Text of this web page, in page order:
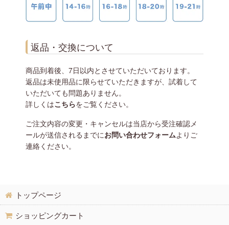
返品・交換について
商品到着後、7日以内とさせていただいております。
返品は未使用品に限らせていただきますが、試着して
いただいても問題ありません。
詳しくはこちらをご覧ください。
ご注文内容の変更・キャンセルは当店から受注確認メ
ールが送信されるまでにお問い合わせフォームよりご
連絡ください。
トップページ
ショッピングカート